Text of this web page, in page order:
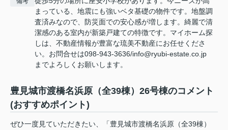
まっている、地震にも強いベタ基礎の物件です。地盤調
査済みなので、防災面での安心感が増します。綺麗で清
潔感のある室内が新築戸建ての特徴です。マイホーム探
しは、不動産情報が豊富な琉美不動産にお任せくださ
い。お問合せは098-943-3636/info@ryubi-estate.co.jp
までよろしくお願いします。
豊見城市渡橋名浜原（全39棟）26号棟のコメント
(おすすめポイント)
ぜひ一度見ていただきたい、「豊見城市渡橋名浜原（全39棟）